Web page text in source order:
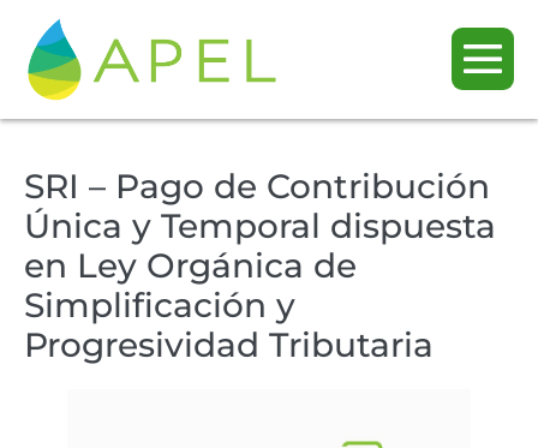
SRI – Pago de Contribución
Única y Temporal dispuesta
en Ley Orgánica de
Simplificación y
Progresividad Tributaria